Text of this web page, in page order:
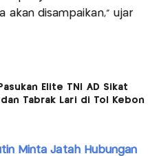
akan disampaikan," ujar
Elite TNI AD Sikat
Tabrak Lari di Tol Kebon
Minta Jatah Hubungan